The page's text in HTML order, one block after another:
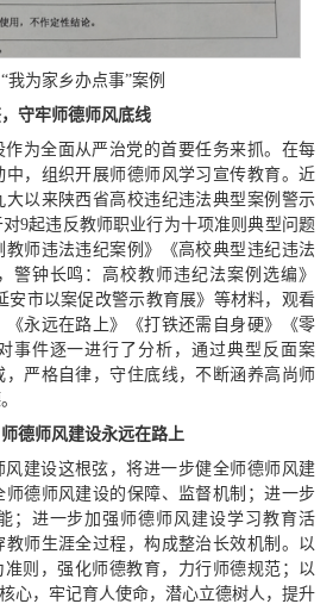
“我为家乡办点事”案例
守牢师德师风底线
为全面从严治党的首要任务来抓。在每
，组织开展师德师风学习宣传教育。近
以来陕西省高校违纪违法典型案例警示
9起违反教师职业行为十项准则典型问题
教师违法违纪案例》《高校典型违纪违法
警钟长鸣：高校教师违纪法案例选编》
安市以案促改警示教育展》等材料，观看
《永远在路上》《打铁还需自身硬》《零
事件逐一进行了分析，通过典型反面案
严格自律，守住底线，不断涵养高尚师
德师风建设永远在路上
建设这根弦，将进一步健全师德师风建
德师风建设的保障、监督机制；进一步
；进一步加强师德师风建设学习教育活
师生涯全过程，构成整治长效机制。以
则，强化师德教育，力行师德规范；以
心，牢记育人使命，潜心立德树人，提升